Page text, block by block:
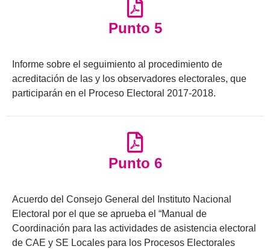
Punto 5
Informe sobre el seguimiento al procedimiento de
acreditación de las y los observadores electorales, que
participarán en el Proceso Electoral 2017-2018.
Punto 6
Acuerdo del Consejo General del Instituto Nacional
Electoral por el que se aprueba el “Manual de
Coordinación para las actividades de asistencia electoral
de CAE y SE Locales para los Procesos Electorales